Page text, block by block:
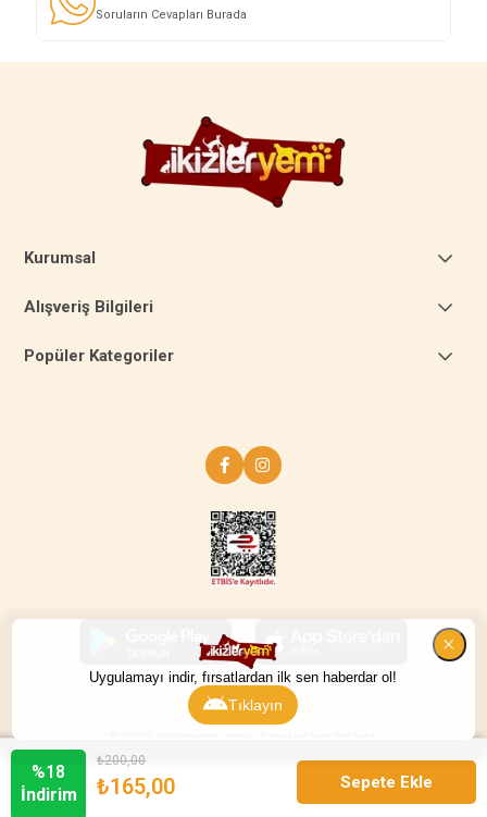
%18
İndirim
₺200,00
₺165,00
Soruların Cevapları Burada
Kurumsal
Alışveriş Bilgileri
Popüler Kategoriler
Uygulamayı indir, fırsatlardan ilk sen haberdar ol!
Tıklayın